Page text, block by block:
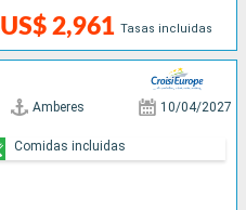
US$ 2,961 Tasas incluidas
Amberes 10/04/2027
Comidas incluidas